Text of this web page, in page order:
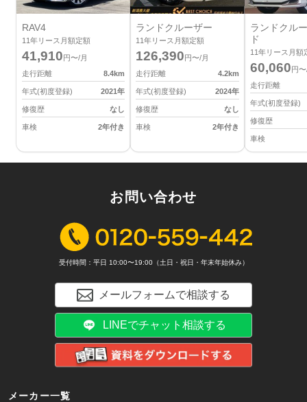
RAV4
11年リース月額定額
41,910円〜/月
走行距離
8.4km
年式(初度登録) 2021年
修復歴 なし
車検 2年付き
ランドクルーザー
11年リース月額定額
126,390円〜/月
走行距離
4.2km
年式(初度登録) 2024年
修復歴 なし
車検 2年付き
ランドクル
ド
11年リース月額
60,060円
走行距離
年式(初度登録)
修復歴
車検
メーカー一覧
お問い合わせ
受付時間：平日 10:00〜19:00（土日・祝日・年末年始休み）
メールフォームで相談する
LINEでチャット相談する